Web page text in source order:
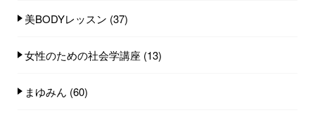
美BODYレッスン (37)
女性のための社会学講座 (13)
まゆみん (60)